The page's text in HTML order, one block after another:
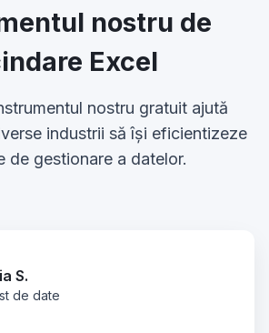
nostru de
Excel
nostru gratuit ajută
industrii să își eficientizeze
de gestionare a datelor.
S.
de date